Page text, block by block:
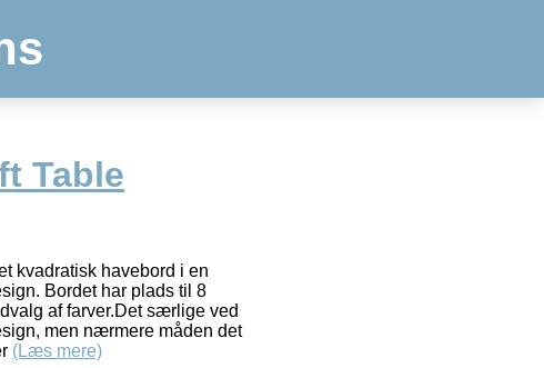
Table
kvadratisk havebord i en
Bordet har plads til 8
af farver.Det særlige ved
men nærmere måden det
(Læs mere)